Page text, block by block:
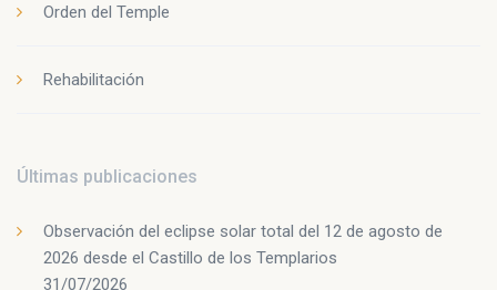
Orden del Temple
Rehabilitación
Últimas publicaciones
Observación del eclipse solar total del 12 de agosto de
2026 desde el Castillo de los Templarios
31/07/2026